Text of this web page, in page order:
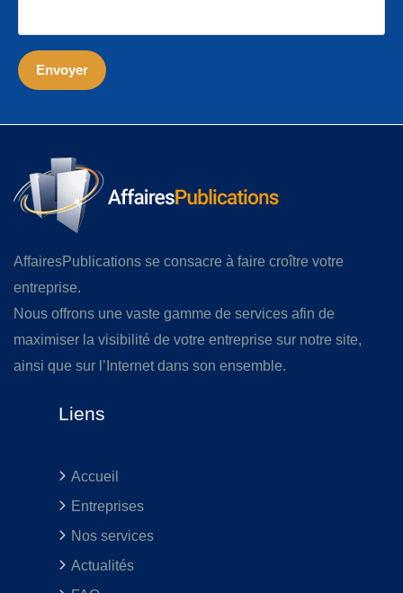
AffairesPublications se consacre à faire croître votre
entreprise.
Nous offrons une vaste gamme de services afin de
maximiser la visibilité de votre entreprise sur notre site,
ainsi que sur l’Internet dans son ensemble.
Liens
Accueil
Entreprises
Nos services
Actualités